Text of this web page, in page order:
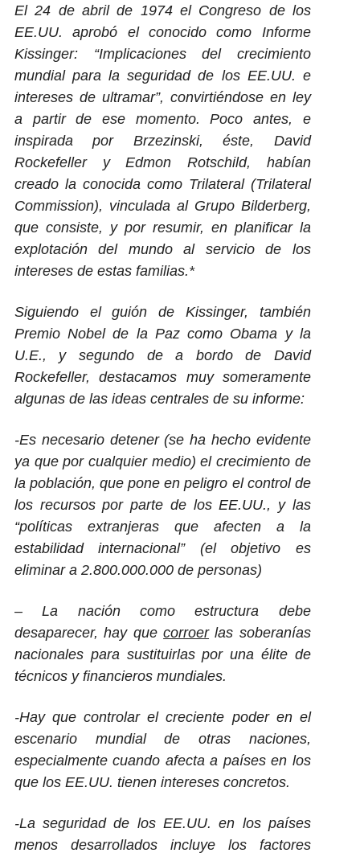
El 24 de abril de 1974 el Congreso de los
EE.UU. aprobó el conocido como Informe
Kissinger: “Implicaciones del crecimiento
mundial para la seguridad de los EE.UU. e
intereses de ultramar”, convirtiéndose en ley
a partir de ese momento. Poco antes, e
inspirada por Brzezinski, éste, David
Rockefeller y Edmon Rotschild, habían
creado la conocida como Trilateral (Trilateral
Commission), vinculada al Grupo Bilderberg,
que consiste, y por resumir, en planificar la
explotación del mundo al servicio de los
intereses de estas familias.*
Siguiendo el guión de Kissinger, también
Premio Nobel de la Paz como Obama y la
U.E., y segundo de a bordo de David
Rockefeller, destacamos muy someramente
algunas de las ideas centrales de su informe:
-Es necesario detener (se ha hecho evidente
ya que por cualquier medio) el crecimiento de
la población, que pone en peligro el control de
los recursos por parte de los EE.UU., y las
“políticas extranjeras que afecten a la
estabilidad internacional” (el objetivo es
eliminar a 2.800.000.000 de personas)
– La nación como estructura debe
desaparecer, hay quecorroerlas soberanías
nacionales para sustituirlas por una élite de
técnicos y financieros mundiales.
-Hay que controlar el creciente poder en el
escenario mundial de otras naciones,
especialmente cuando afecta a países en los
que los EE.UU. tienen intereses concretos.
-La seguridad de los EE.UU. en los países
menos desarrollados incluye los factores